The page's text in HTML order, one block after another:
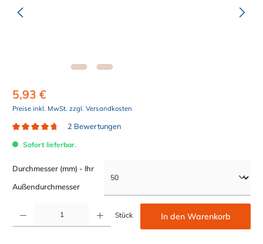
5,93 €
Preise inkl. MwSt. zzgl. Versandkosten
2 Bewertungen
Sofort lieferbar.
Durchmesser (mm) - Ihr
Außendurchmesserauswählen
Produkt Anzahl: Gib den gewünschten Wert ein oder benutze die Schaltflächen um die Anzahl
Stück In den Warenkorb